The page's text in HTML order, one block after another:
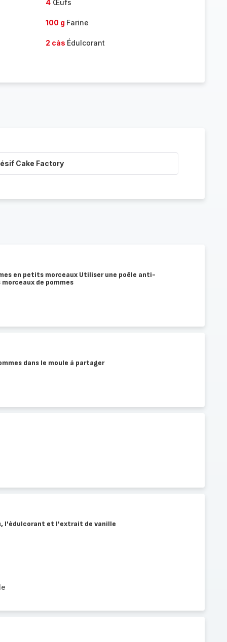
4Œufs
100 g Farine
2 càs Édulcorant
Cake Factory
en petits morceaux Utiliser une poêle anti-
de pommes
dans le moule à partager
l'édulcorant et l'extrait de vanille